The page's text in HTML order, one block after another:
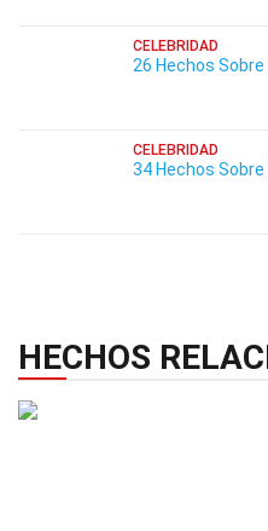
CELEBRIDAD
26 Hechos
CELEBRIDAD
34 Hechos
HECHOS